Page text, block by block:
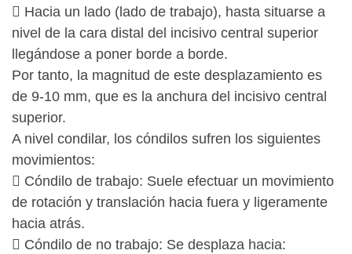
 Hacia un lado (lado de trabajo), hasta situarse a
nivel de la cara distal del incisivo central superior
llegándose a poner borde a borde.
Por tanto, la magnitud de este desplazamiento es
de 9-10 mm, que es la anchura del incisivo central
superior.
A nivel condilar, los cóndilos sufren los siguientes
movimientos:
 Cóndilo de trabajo: Suele efectuar un movimiento
de rotación y translación hacia fuera y ligeramente
hacia atrás.
 Cóndilo de no trabajo: Se desplaza hacia: